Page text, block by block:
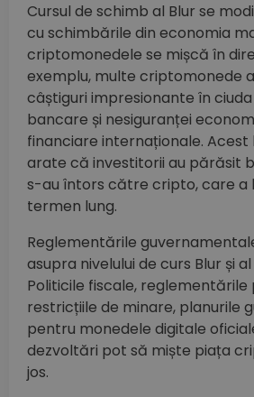
Cursul de schimb al Blur se
cu schimbările din economia
criptomonedele se mișcă în
exemplu, multe criptomonede
câștiguri impresionante în
bancare și nesiguranței
financiare internaționale.
arate că investitorii au părăsit
s-au întors către cripto, care a
termen lung.
Reglementările
asupra nivelului de curs Blur și
Politicile fiscale, reglementările
restricțiile de minare, planurile
pentru monedele digitale
dezvoltări pot să miște piața
jos.